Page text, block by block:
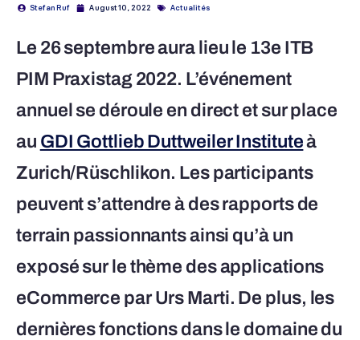
Stefan Ruf August 10, 2022 Actualités
Le 26 septembre aura lieu le 13e ITB
PIM Praxistag 2022. L’événement
annuel se déroule en direct et sur place
au GDI Gottlieb Duttweiler Instituteà
Zurich/Rüschlikon. Les participants
peuvent s’attendre à des rapports de
terrain passionnants ainsi qu’à un
exposé sur le thème des applications
eCommerce par Urs Marti. De plus, les
dernières fonctions dans le domaine du